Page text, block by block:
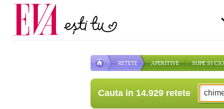
RETETE APERITIVE SUPE SI
Cauta in 14.929 retete
Carieră
Actualitate